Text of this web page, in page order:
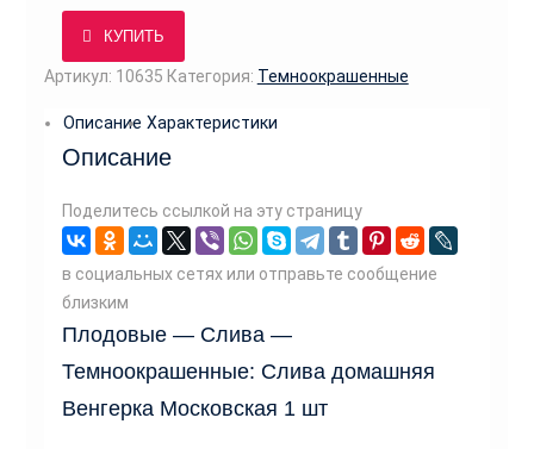
КУПИТЬ
Артикул: 10635 Категория: Темноокрашенные
Описание Характеристики
Описание
Поделитесь ссылкой на эту страницу
в социальных сетях или отправьте сообщение
близким
Плодовые — Слива —
Темноокрашенные: Слива домашняя
Венгерка Московская 1 шт